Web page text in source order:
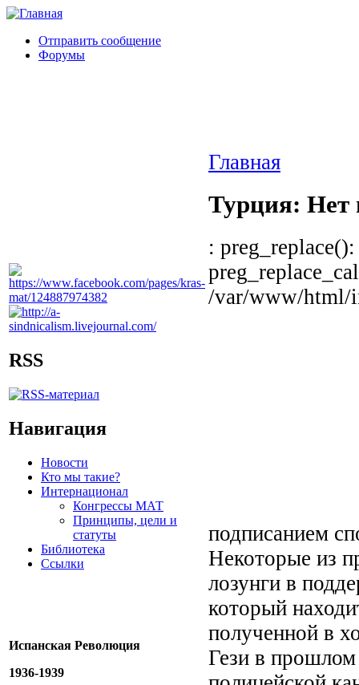
Отправить сообщение
Форумы
RSS
Навигация
Новости
Кто мы такие?
Интернационал
Конгрессы МАТ
Принципы, цели и
статуты
Библиотека
Ссылки
Испанская Революция
1936-1939
Главная
Турция: Нет
:
/var/www/html/
подписанием
Некоторые из
лозунги в
который
полученной в
Гези в